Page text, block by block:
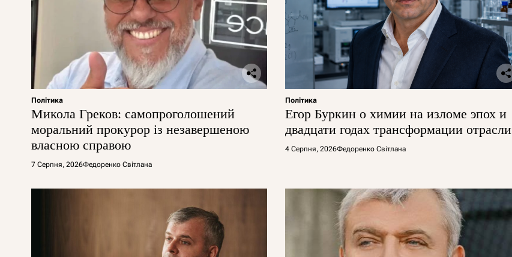
Політика
Микола Греков: самопроголошений
моральний прокурор із незавершеною
власною справою
7 Серпня, 2026Федоренко Світлана
Політика
Егор Буркин о химии на изломе эпох и
двадцати годах трансформации отрасли
4 Серпня, 2026Федоренко Світлана